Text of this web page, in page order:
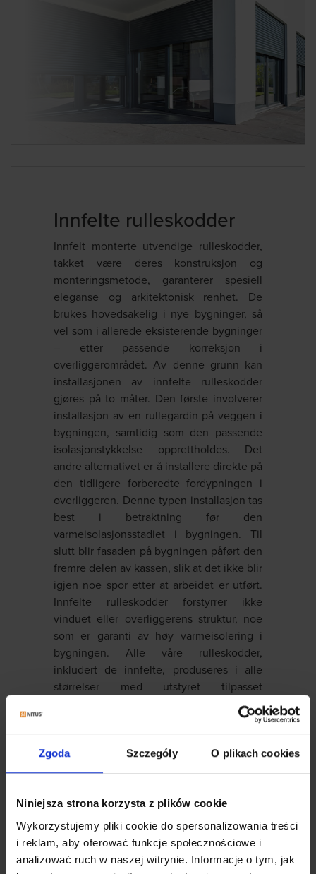
Zgoda Szczegóły O plikach cookies
Niniejsza strona korzysta z plików cookie
Wykorzystujemy pliki cookie do spersonalizowania treści
i reklam, aby oferować funkcje społecznościowe i
analizować ruch w naszej witrynie. Informacje o tym, jak
Innfelte rulleskodder
Innfelt monterte utvendige rulleskodder,
takket være deres konstruksjon og
monteringsmetode, garanterer spesiell
eleganse og arkitektonisk renhet. De
brukes hovedsakelig i nye bygninger, så
vel som i allerede eksisterende bygninger
– etter passende korreksjon i
overliggerområdet. Av denne grunn kan
installasjonen av innfelte rulleskodder
gjøres på to måter. Den første involverer
installasjon av en rullegardin på veggen i
bygningen, samtidig som den passende
isolasjonstykkelse opprettholdes. Det
andre alternativet er å installere direkte på
den tidligere forberedte fordypningen i
overliggeren. Denne typen installasjon tas
best i betraktning før den
varmeisolasjonsstadiet i bygningen. Til
slutt blir fasaden på bygningen påført den
fremre delen av kassen, slik at det ikke blir
igjen noe spor etter at arbeidet er utført.
Innfelte rulleskodder forstyrrer ikke
vinduet eller overliggerens struktur, noe
som er garanti av høy varmeisolering i
bygningen. Alle våre rulleskodder,
inkludert de innfelte, produseres i alle
størrelser med utstyret tilpasset
Sjekk det ut